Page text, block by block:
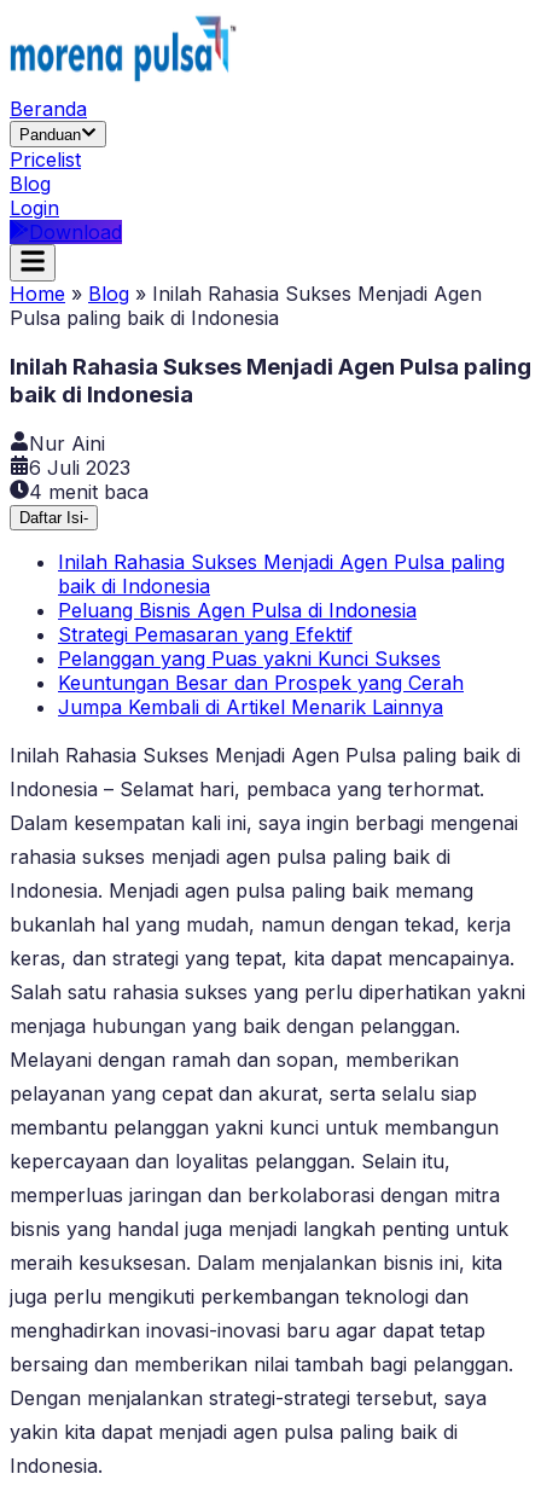
Beranda
Panduan
Pricelist
Blog
Login
Download
Home » Blog » Inilah Rahasia Sukses Menjadi Agen
Pulsa paling baik di Indonesia
Inilah Rahasia Sukses Menjadi Agen Pulsa paling
baik di Indonesia
Nur Aini
6 Juli 2023
4 menit baca
Daftar Isi-
Inilah Rahasia Sukses Menjadi Agen Pulsa paling
baik di Indonesia
Peluang Bisnis Agen Pulsa di Indonesia
Strategi Pemasaran yang Efektif
Pelanggan yang Puas yakni Kunci Sukses
Keuntungan Besar dan Prospek yang Cerah
Jumpa Kembali di Artikel Menarik Lainnya
Inilah Rahasia Sukses Menjadi Agen Pulsa paling baik di
Indonesia – Selamat hari, pembaca yang terhormat.
Dalam kesempatan kali ini, saya ingin berbagi mengenai
rahasia sukses menjadi agen pulsa paling baik di
Indonesia. Menjadi agen pulsa paling baik memang
bukanlah hal yang mudah, namun dengan tekad, kerja
keras, dan strategi yang tepat, kita dapat mencapainya.
Salah satu rahasia sukses yang perlu diperhatikan yakni
menjaga hubungan yang baik dengan pelanggan.
Melayani dengan ramah dan sopan, memberikan
pelayanan yang cepat dan akurat, serta selalu siap
membantu pelanggan yakni kunci untuk membangun
kepercayaan dan loyalitas pelanggan. Selain itu,
memperluas jaringan dan berkolaborasi dengan mitra
bisnis yang handal juga menjadi langkah penting untuk
meraih kesuksesan. Dalam menjalankan bisnis ini, kita
juga perlu mengikuti perkembangan teknologi dan
menghadirkan inovasi-inovasi baru agar dapat tetap
bersaing dan memberikan nilai tambah bagi pelanggan.
Dengan menjalankan strategi-strategi tersebut, saya
yakin kita dapat menjadi agen pulsa paling baik di
Indonesia.